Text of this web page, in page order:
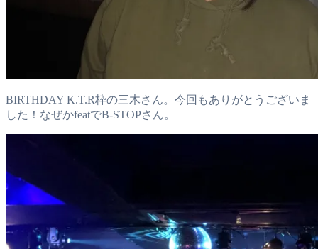
BIRTHDAY K.T.R枠の三木さん。今回もありがとうございま
した！なぜかfeatでB-STOPさん。